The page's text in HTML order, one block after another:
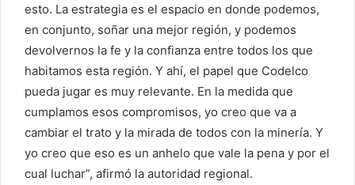
esto. La estrategia es el espacio en donde podemos,
en conjunto, soñar una mejor región, y podemos
devolvernos la fe y la confianza entre todos los que
habitamos esta región. Y ahí, el papel que Codelco
pueda jugar es muy relevante. En la medida que
cumplamos esos compromisos, yo creo que va a
cambiar el trato y la mirada de todos con la minería. Y
yo creo que eso es un anhelo que vale la pena y por el
cual luchar”, afirmó la autoridad regional.